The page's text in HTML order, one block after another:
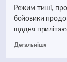
Режим тиші,
бойовики
щодня
Детальніше